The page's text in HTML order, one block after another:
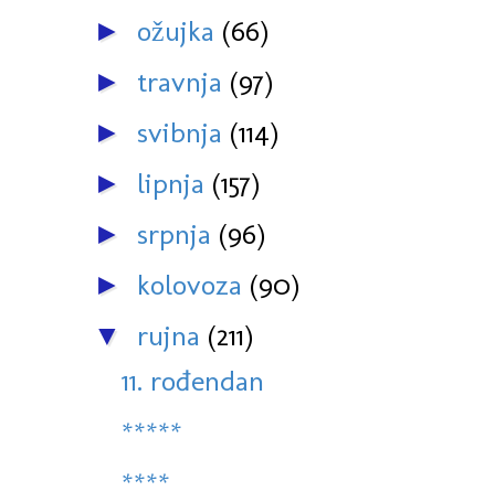
► ožujka (66)
► travnja (97)
► svibnja (114)
► lipnja (157)
► srpnja (96)
► kolovoza (90)
▼ rujna (211)
11. rođendan
*****
****